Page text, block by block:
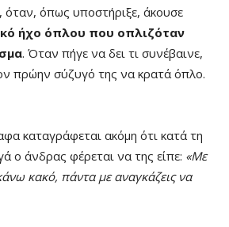
όταν, όπως υποστήριξε, άκουσε
ήχο όπλου που οπλιζόταν
. Όταν πήγε να δει τι συνέβαινε,
πρώην σύζυγό της να κρατά όπλο.
καταγράφεται ακόμη ότι κατά τη
ο άνδρας φέρεται να της είπε: «Με
κακό, πάντα με αναγκάζεις να